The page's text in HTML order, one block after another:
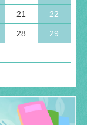
21 22
28 29